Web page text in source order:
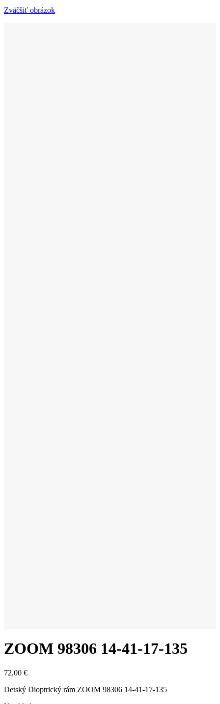
Zväčšiť obrázok
ZOOM 98306 14-41-17-135
72,00 €
Detský Dioptrický rám ZOOM 98306 14-41-17-135